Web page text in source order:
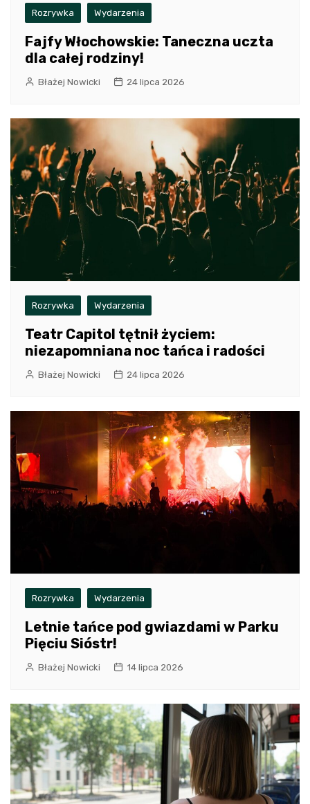
Rozrywka Wydarzenia
Fajfy Włochowskie: Taneczna uczta
dla całej rodziny!
Błażej Nowicki 24 lipca 2026
Rozrywka Wydarzenia
Teatr Capitol tętnił życiem:
niezapomniana noc tańca i radości
Błażej Nowicki 24 lipca 2026
Rozrywka Wydarzenia
Letnie tańce pod gwiazdami w Parku
Pięciu Sióstr!
Błażej Nowicki 14 lipca 2026